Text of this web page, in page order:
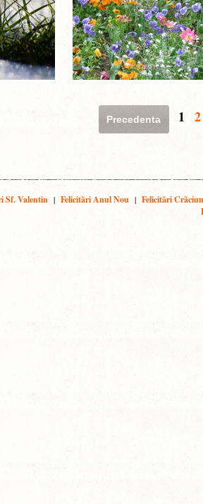
Precedenta 1 2
Sf. Valentin | Felicitări Anul Nou | Felicitări